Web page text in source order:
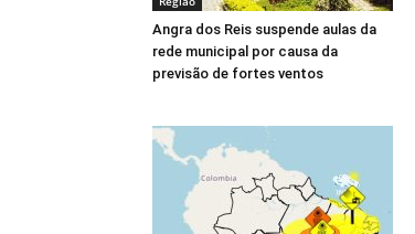
Angra dos Reis suspende aulas da
rede municipal por causa da
previsão de fortes ventos